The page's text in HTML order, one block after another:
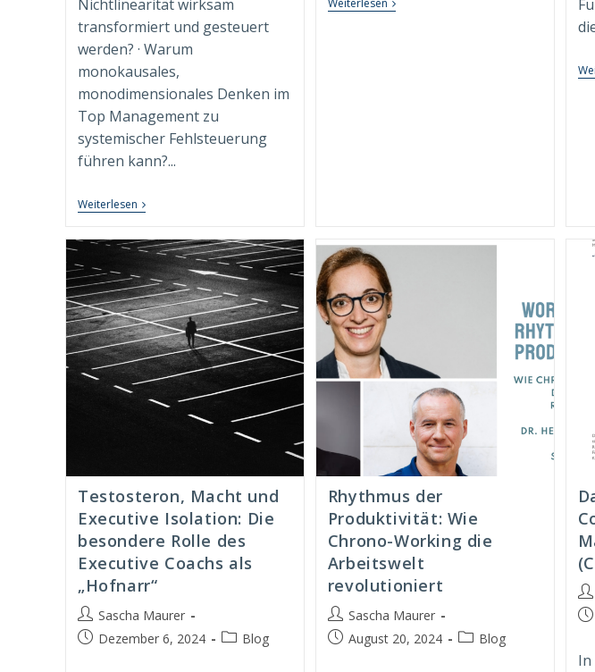
Nichtlinearität wirksam
transformiert und gesteuert
werden? · Warum
monokausales,
monodimensionales Denken im
Top Management zu
systemischer Fehlsteuerung
führen kann?...
Weiterlesen“Syndimensionale
Neuausrichtung
Nachhaltigen
Transformation”
Beim
Springer
Gabler
Verlag
Erschienen!
Für
Testosteron, Macht und
Executive Isolation: Die
besondere Rolle des
Executive Coachs als
„Hofnarr“
Beitrags-
Autor:
Sascha Maurer
BeitragDezember 6, 2024
Beitrags-
Blog
Rhythmus der
Produktivität: Wie
Chrono-Working die
Arbeitswelt
revolutioniert
Beitrags-
Autor:
Sascha Maurer
BeitragAugust 20, 2024
Beitrags-
Blog
In